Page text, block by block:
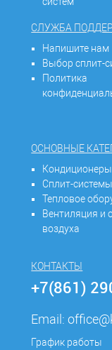
СЛУЖБА
Напишите нам
Выбор сплит-
Политика
ОСНОВНЫЕ
Кондиционеры
Сплит-системы
Тепловое
Вентиляция и
воздуха
КОНТАКТЫ
+7(861)
Email:
График работы